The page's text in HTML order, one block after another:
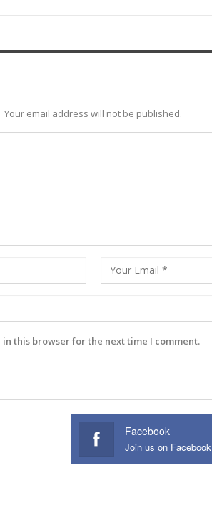
Your email address will not be published.
this browser for the next time I comment.
Facebook
Join us on Facebook